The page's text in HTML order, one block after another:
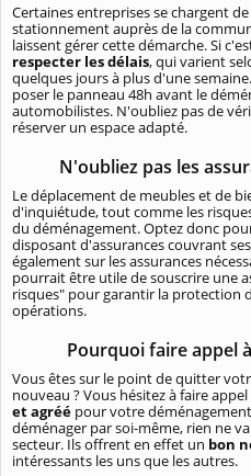
Certaines entreprises se chargent
stationnement auprès de la
laissent gérer cette démarche. Si
respecter les délais, qui varient
quelques jours à plus d'une
poser le panneau 48h avant le
automobilistes. N'oubliez pas de
réserver un espace adapté.
N'oubliez pas les
Le déplacement de meubles et de
d'inquiétude, tout comme les
du déménagement. Optez donc
disposant d'assurances couvrant
également sur les assurances
pourrait être utile de souscrire une
risques" pour garantir la protection
opérations.
Pourquoi faire appel
Vous êtes sur le point de quitter
nouveau ? Vous hésitez à faire appel
et agréé pour votre
déménager par soi-même, rien ne
secteur. Ils offrent en effet un bon
intéressants les uns que les autres.